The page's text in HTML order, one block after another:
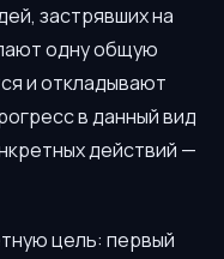
застрявших на
одну общую
и откладывают
в данный вид
действий —
цель: первый